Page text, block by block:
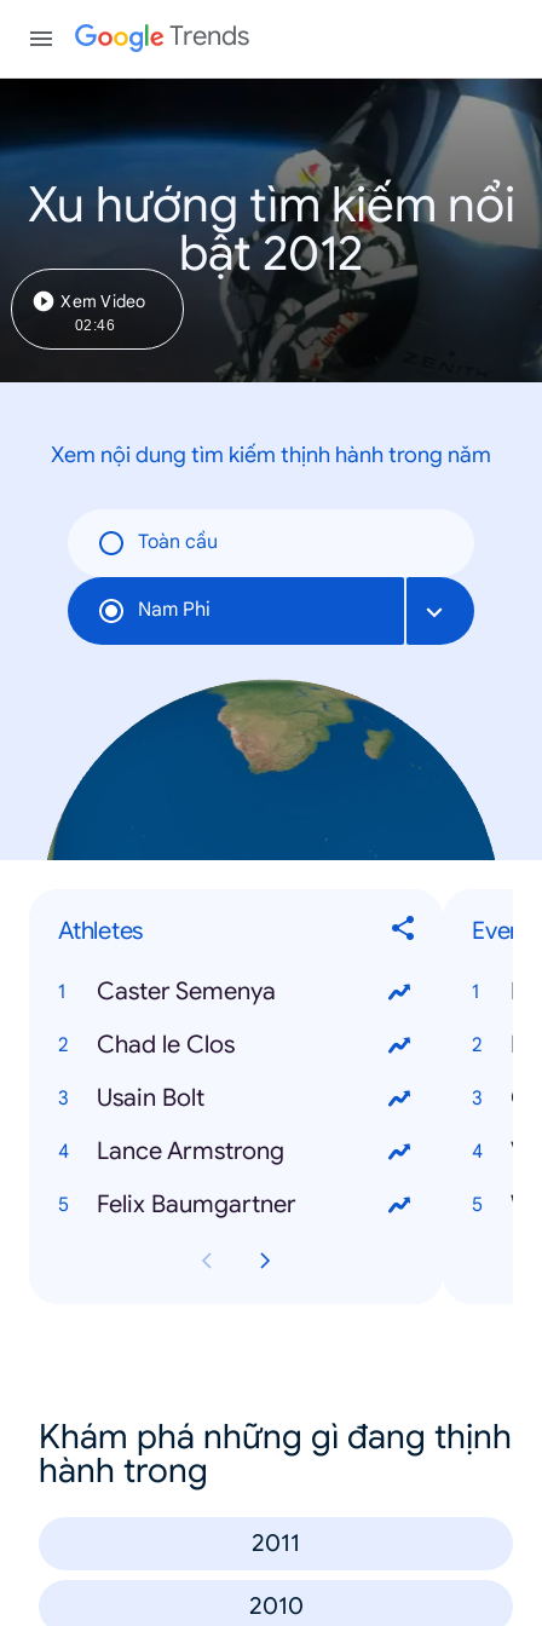
Trends
Xu hướng tìm kiếm nổi
bật 2012
Xem Video
02:46
Xem nội dung tìm kiếm thịnh hành trong năm
Toàn cầu
Nam Phi
Athletes
Caster Semenya
Chad le Clos
Usain Bolt
Lance Armstrong
Felix Baumgartner
Events
Khám phá những gì đang thịnh
hành trong
2011
2010